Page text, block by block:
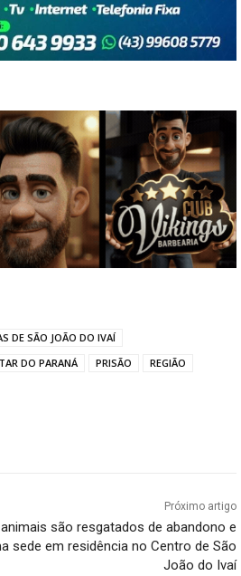
DE SÃO JOÃO DO IVAÍ
DO PARANÁ PRISÃO
REGIÃO
Próximo artigo
são resgatados de abandono e
sede em residência no Centro de São
João do Ivaí